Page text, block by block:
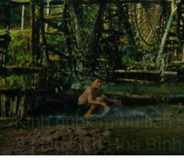
Tây Bắc bộ Hoà Bình Kinh Nghiệm Du Lịch
Kinh nghiệm du lịch
Z | Du Lịch Hòa